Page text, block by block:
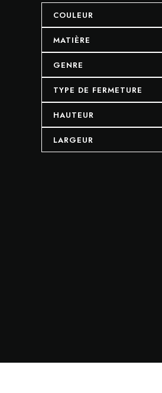
COULEUR
MATIÈRE
GENRE
TYPE DE FERMETURE
HAUTEUR
LARGEUR